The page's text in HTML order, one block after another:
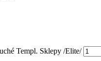
Templ. Sklepy /Elite/